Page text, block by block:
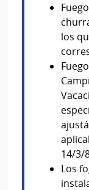
los
14/3/
Los